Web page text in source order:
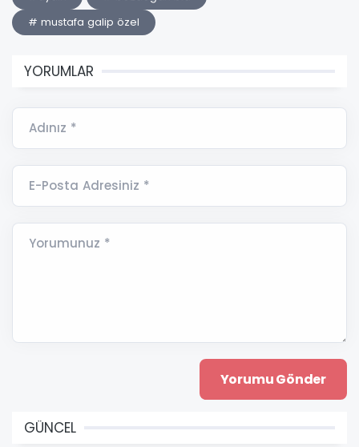
# mustafa galip özel
YORUMLAR
Adınız *
E-Posta Adresiniz *
Yorumunuz *
GÜNCEL